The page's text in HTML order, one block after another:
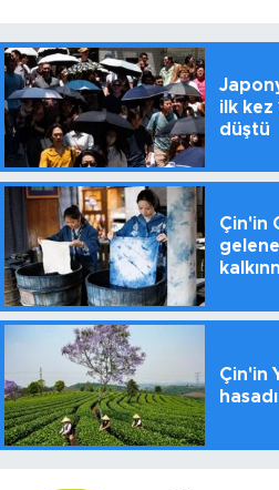
ilk kez
düştü
Çin'in
Çin'in